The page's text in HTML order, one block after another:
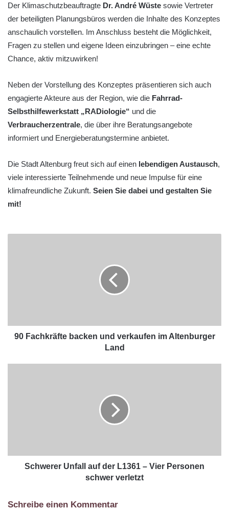
Der Klimaschutzbeauftragte Dr. André Wüste sowie Vertreter
der beteiligten Planungsbüros werden die Inhalte des Konzeptes
anschaulich vorstellen. Im Anschluss besteht die Möglichkeit,
Fragen zu stellen und eigene Ideen einzubringen – eine echte
Chance, aktiv mitzuwirken!
Neben der Vorstellung des Konzeptes präsentieren sich auch
engagierte Akteure aus der Region, wie die Fahrrad-
Selbsthilfewerkstatt „RADiologie“ und die
Verbraucherzentrale, die über ihre Beratungsangebote
informiert und Energieberatungstermine anbietet.
Die Stadt Altenburg freut sich auf einen lebendigen Austausch,
viele interessierte Teilnehmende und neue Impulse für eine
klimafreundliche Zukunft. Seien Sie dabei und gestalten Sie
mit!
90 Fachkräfte backen und verkaufen im Altenburger
Land
Schwerer Unfall auf der L1361 – Vier Personen
schwer verletzt
Schreibe einen Kommentar